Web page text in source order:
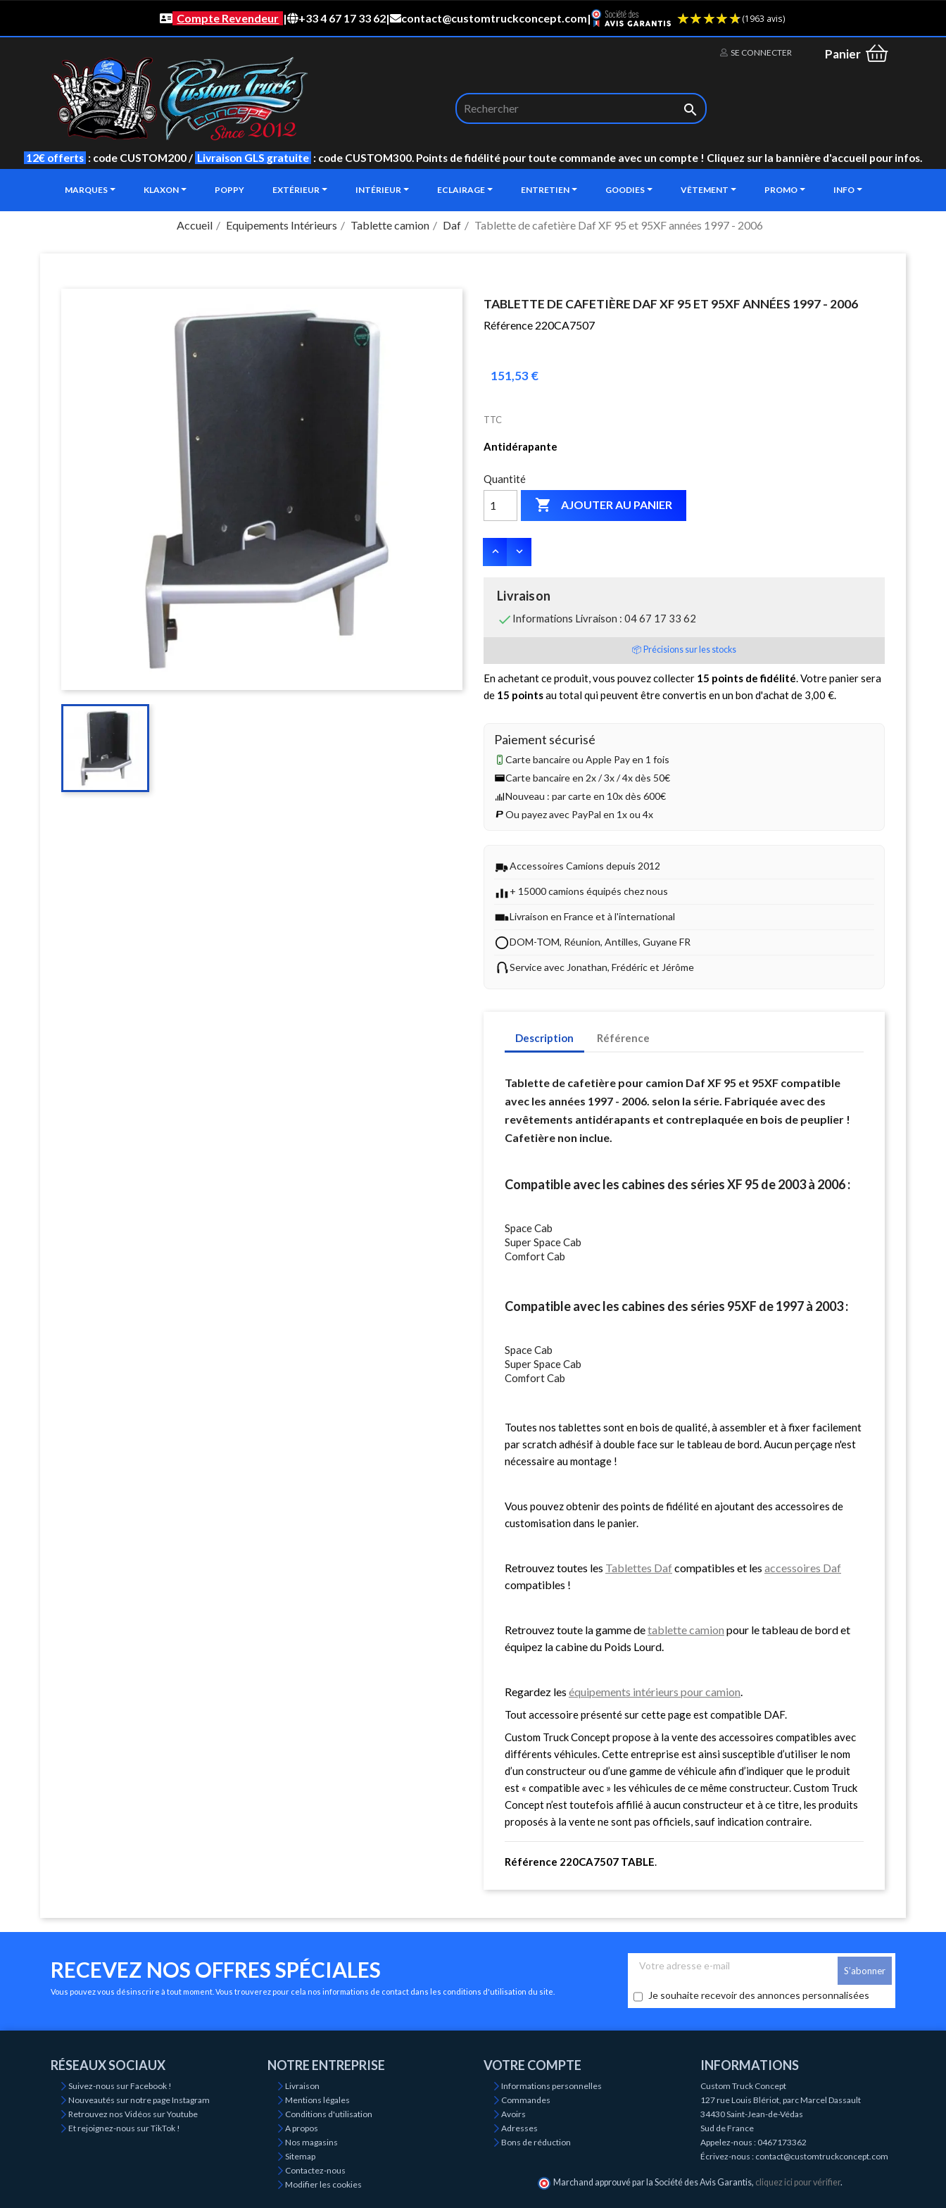
Compte Revendeur | +33 4 67 17 33 62| contact@customtruckconcept.com|
SE CONNECTER Panier

12€ offerts : code CUSTOM200 / Livraison GLS gratuite : code CUSTOM300. Points de fidélité pour toute commande avec un compte ! Cliquez sur la bannière d'accueil pour infos.
MARQUES KLAXON POPPY EXTÉRIEUR INTÉRIEUR ECLAIRAGE ENTRETIEN GOODIES VÊTEMENT PROMO INFO
Accueil Equipements Intérieurs Tablette camion Daf Tablette de cafetière Daf XF 95 et 95XF années 1997 - 2006
TABLETTE DE CAFETIÈRE DAF XF 95 ET 95XF ANNÉES 1997 - 2006
Référence 220CA7507
151,53 €
TTC
Antidérapante
Quantité
 AJOUTER AU PANIER
Livraison
 Informations Livraison : 04 67 17 33 62
📦 Précisions sur les stocks
En achetant ce produit, vous pouvez collecter 15 points de fidélité . Votre panier sera
de 15 pointsau total qui peuvent être convertis en un bon d'achat de 3,00 €
Paiement sécurisé
Carte bancaire ou Apple Pay en 1 fois
Carte bancaire en 2x / 3x / 4x dès 50€
Nouveau : par carte en 10x dès 600€
Ou payez avec PayPal en 1x ou 4x
Accessoires Camions depuis 2012
+ 15000 camions équipés chez nous
Livraison en France et à l'international
DOM-TOM, Réunion, Antilles, Guyane FR
Service avec Jonathan, Frédéric et Jérôme
Description Référence
Tablette de cafetière pour camion Daf XF 95 et 95XF compatible
avec les années 1997 - 2006. selon la série. Fabriquée avec des
revêtements antidérapants et contreplaquée en bois de peuplier !
Cafetière non inclue.
Compatible avec les cabines des séries XF 95 de 2003 à 2006 :
Space Cab
Super Space Cab
Comfort Cab
Compatible avec les cabines des séries 95XF de 1997 à 2003 :
Space Cab
Super Space Cab
Comfort Cab
Toutes nos tablettes sont en bois de qualité, à assembler et à fixer facilement
par scratch adhésif à double face sur le tableau de bord. Aucun perçage n'est
nécessaire au montage !
Vous pouvez obtenir des points de fidélité en ajoutant des accessoires de
customisation dans le panier.
Retrouvez toutes les Tablettes Dafcompatibles et les accessoires Daf
compatibles !
Retrouvez toute la gamme detablette camion pour le tableau de bord et
équipez la cabine du Poids Lourd.
Regardez les équipements intérieurs pour camion.
Tout accessoire présenté sur cette page est compatible DAF.
Custom Truck Concept propose à la vente des accessoires compatibles avec
différents véhicules. Cette entreprise est ainsi susceptible d’utiliser le nom
d’un constructeur ou d’une gamme de véhicule afin d’indiquer que le produit
est « compatible avec » les véhicules de ce même constructeur. Custom Truck
Concept n’est toutefois affilié à aucun constructeur et à ce titre, les produits
proposés à la vente ne sont pas officiels, sauf indication contraire.
Référence 220CA7507 TABLE.
RECEVEZ NOS OFFRES SPÉCIALES
Vous pouvez vous désinscrire à tout moment. Vous trouverez pour cela nos informations de contact dans les conditions d'utilisation du site. Je souhaite recevoir des annonces personnalisées
RÉSEAUX SOCIAUX
Suivez-nous sur Facebook !
Nouveautés sur notre page Instagram
Retrouvez nos Vidéos sur Youtube
Et rejoignez-nous sur TikTok !
NOTRE ENTREPRISE
Livraison
Mentions légales
Conditions d'utilisation
A propos
Nos magasins
Sitemap
Contactez-nous
Modifier les cookies
VOTRE COMPTE
Informations personnelles
Commandes
Avoirs
Adresses
Bons de réduction
INFORMATIONS
Custom Truck Concept
127 rue Louis Blériot, parc Marcel Dassault
34430 Saint-Jean-de-Védas
Sud de France
Appelez-nous : 0467173362
Écrivez-nous : contact@customtruckconcept.com
Marchand approuvé par la Société des Avis Garantis, cliquez ici pour vérifier.